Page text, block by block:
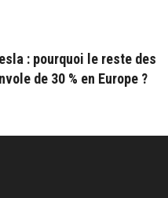
: pourquoi le reste des
de 30 % en Europe ?